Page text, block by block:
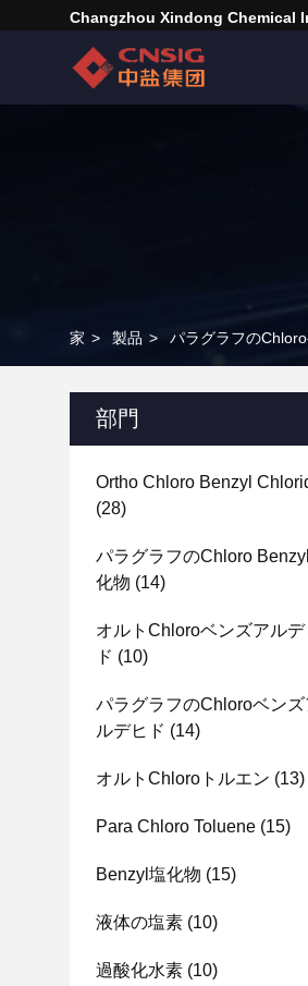
Changzhou Xindong Chemical
家 > 製品 > パラグラフの
部門
Ortho Chloro Benzyl
(28)
パラグラフのChloro
化物 (14)
オルトChloroベンズアルデ
ド (10)
パラグラフのChloroベンズ
ルデヒド (14)
オルトChloroトルエン (13)
Para Chloro Toluene (15)
Benzyl塩化物 (15)
液体の塩素 (10)
過酸化水素 (10)